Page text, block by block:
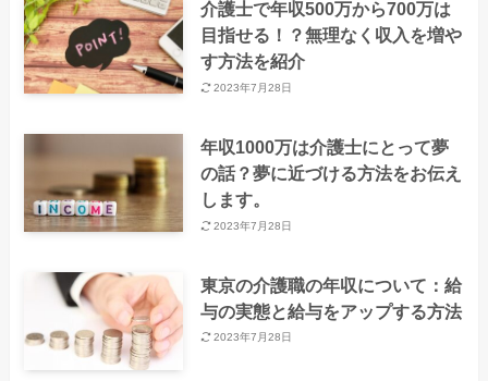
介護士で年収500万から700万は
目指せる！？無理なく収入を増や
す方法を紹介
2023年7月28日
年収1000万は介護士にとって夢
の話？夢に近づける方法をお伝え
します。
2023年7月28日
東京の介護職の年収について：給
与の実態と給与をアップする方法
2023年7月28日